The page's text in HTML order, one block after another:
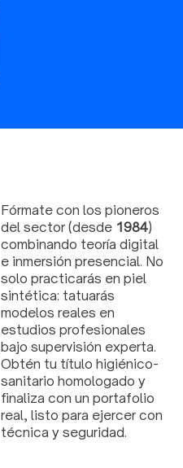
Fórmate con los pioneros
del sector (desde 1984)
combinando teoría digital
e inmersión presencial. No
solo practicarás en piel
sintética: tatuarás
modelos reales en
estudios profesionales
bajo supervisión experta.
Obtén tu título higiénico-
sanitario homologado y
finaliza con un portafolio
real, listo para ejercer con
técnica y seguridad.